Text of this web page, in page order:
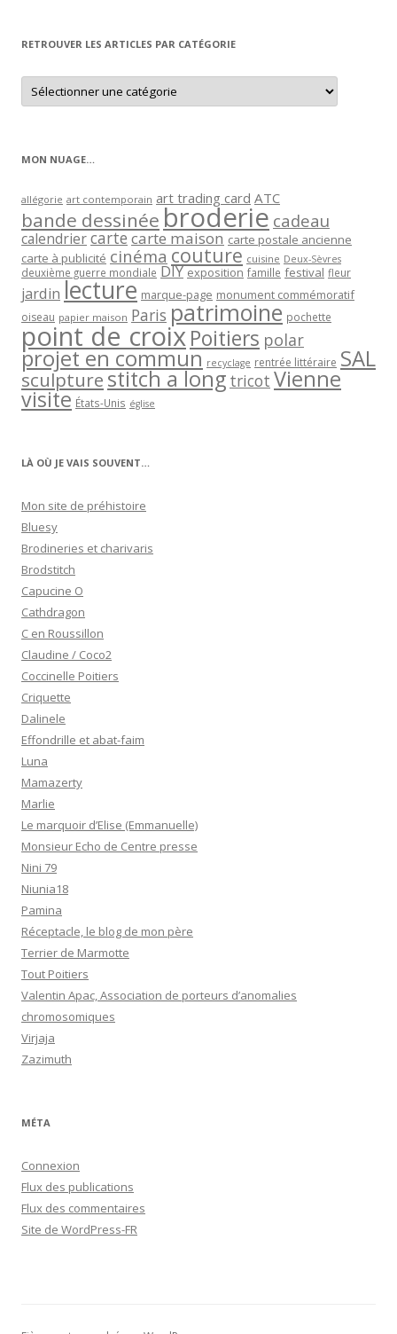
RETROUVER LES ARTICLES PAR CATÉGORIE
Retrouver
les
articles
MON NUAGE…
allégorie art contemporain art trading card ATC
bande dessinée broderie cadeau
calendriercartecarte maison carte postale ancienne
carte à publicité cinéma couture cuisine Deux-Sèvres
deuxième guerre mondiale DIY exposition famille festival fleur
jardin lecture marque-page monument commémoratif
oiseau papier maison Paris patrimoine pochette
point de croixPoitiers polar
projet en commun recyclage rentrée littéraire SAL
sculpturestitch a long tricot Vienne
visite États-Unis église
LÀ OÙ JE VAIS SOUVENT…
Mon site de préhistoire
Bluesy
Brodineries et charivaris
Brodstitch
Capucine O
Cathdragon
C en Roussillon
Claudine / Coco2
Coccinelle Poitiers
Criquette
Dalinele
Effondrille et abat-faim
Luna
Mamazerty
Marlie
Le marquoir d’Elise (Emmanuelle)
Monsieur Echo de Centre presse
Nini 79
Niunia18
Pamina
Réceptacle, le blog de mon père
Terrier de Marmotte
Tout Poitiers
Valentin Apac, Association de porteurs d’anomalies
chromosomiques
Virjaja
Zazimuth
MÉTA
Connexion
Flux des publications
Flux des commentaires
Site de WordPress-FR